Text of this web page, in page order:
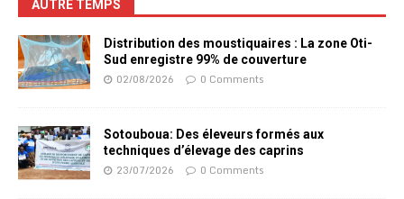
AUTRE TEMPS
Distribution des moustiquaires : La zone Oti-
Sud enregistre 99% de couverture
02/08/2026 0 Comments
Sotouboua: Des éleveurs formés aux
techniques d’élevage des caprins
23/07/2026 0 Comments